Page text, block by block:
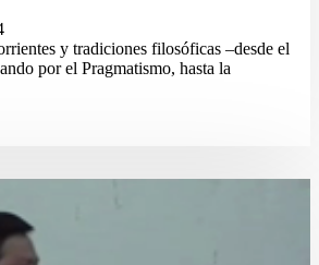
y tradiciones filosóficas –desde el
por el Pragmatismo, hasta la